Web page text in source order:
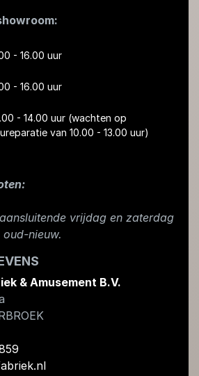
- 16.00 uur
- 16.00 uur
- 14.00 uur (wachten op
van 10.00 - 13.00 uur)
vrijdag en zaterdag
oud-nieuw.
& Amusement B.V.